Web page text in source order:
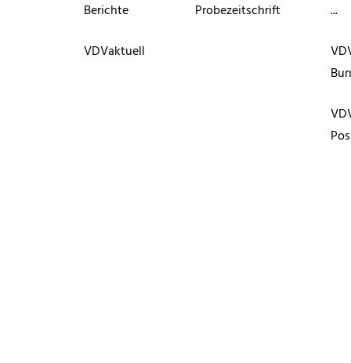
Berichte
VDVaktuell
Probezeitschrift
...